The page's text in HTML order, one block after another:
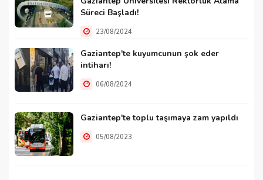
Süreci Başladı!
23/08/2024
Gaziantep'te kuyumcunun şok eder
intiharı!
06/08/2024
Gaziantep'te toplu taşımaya zam yapıldı
05/08/2023